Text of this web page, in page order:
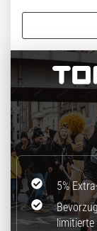
Problem,
Alle
anzeigen
5%